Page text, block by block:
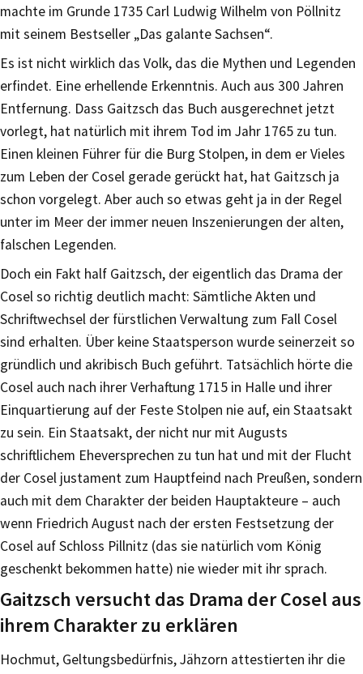
machte im Grunde 1735 Carl Ludwig Wilhelm von Pöllnitz
mit seinem Bestseller „Das galante Sachsen“.
Es ist nicht wirklich das Volk, das die Mythen und Legenden
erfindet. Eine erhellende Erkenntnis. Auch aus 300 Jahren
Entfernung. Dass Gaitzsch das Buch ausgerechnet jetzt
vorlegt, hat natürlich mit ihrem Tod im Jahr 1765 zu tun.
Einen kleinen Führer für die Burg Stolpen, in dem er Vieles
zum Leben der Cosel gerade gerückt hat, hat Gaitzsch ja
schon vorgelegt. Aber auch so etwas geht ja in der Regel
unter im Meer der immer neuen Inszenierungen der alten,
falschen Legenden.
Doch ein Fakt half Gaitzsch, der eigentlich das Drama der
Cosel so richtig deutlich macht: Sämtliche Akten und
Schriftwechsel der fürstlichen Verwaltung zum Fall Cosel
sind erhalten. Über keine Staatsperson wurde seinerzeit so
gründlich und akribisch Buch geführt. Tatsächlich hörte die
Cosel auch nach ihrer Verhaftung 1715 in Halle und ihrer
Einquartierung auf der Feste Stolpen nie auf, ein Staatsakt
zu sein. Ein Staatsakt, der nicht nur mit Augusts
schriftlichem Eheversprechen zu tun hat und mit der Flucht
der Cosel justament zum Hauptfeind nach Preußen, sondern
auch mit dem Charakter der beiden Hauptakteure – auch
wenn Friedrich August nach der ersten Festsetzung der
Cosel auf Schloss Pillnitz (das sie natürlich vom König
geschenkt bekommen hatte) nie wieder mit ihr sprach.
Gaitzsch versucht das Drama der Cosel aus
ihrem Charakter zu erklären
Hochmut, Geltungsbedürfnis, Jähzorn attestierten ihr die